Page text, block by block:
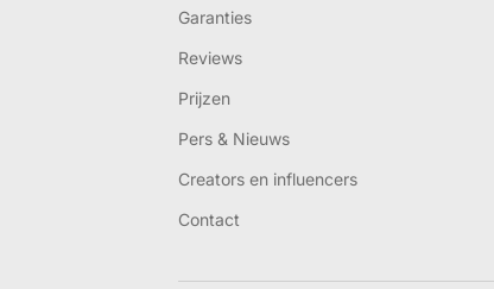
Garanties
Reviews
Prijzen
Pers & Nieuws
Creators en influencers
Contact